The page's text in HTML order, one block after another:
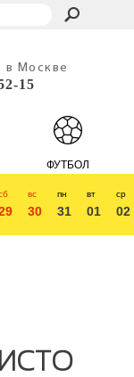
в Москве
15
ФУТБОЛ
вс
30
пн
31
вт
01
ср
02